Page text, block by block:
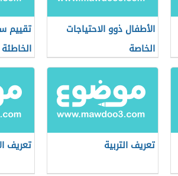
الأطفال ذوو الاحتياجات
الخاصة
تقييم
الخاطئة
تعريف التربية تعريف